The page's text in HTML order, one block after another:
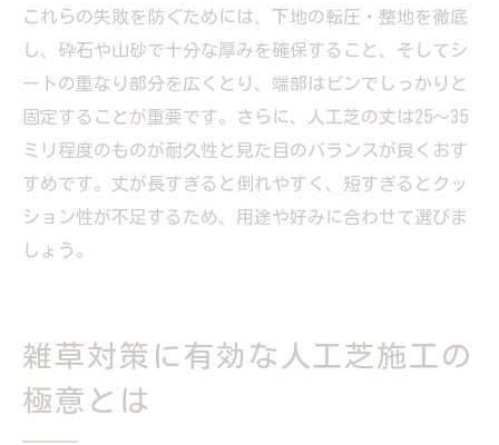
これらの失敗を防ぐためには、下地の転圧・整地を徹底
し、砕石や山砂で十分な厚みを確保すること、そしてシ
ートの重なり部分を広くとり、端部はピンでしっかりと
固定することが重要です。さらに、人工芝の丈は25～35
ミリ程度のものが耐久性と見た目のバランスが良くおす
すめです。丈が長すぎると倒れやすく、短すぎるとクッ
ション性が不足するため、用途や好みに合わせて選びま
しょう。
雑草対策に有効な人工芝施工の
極意とは